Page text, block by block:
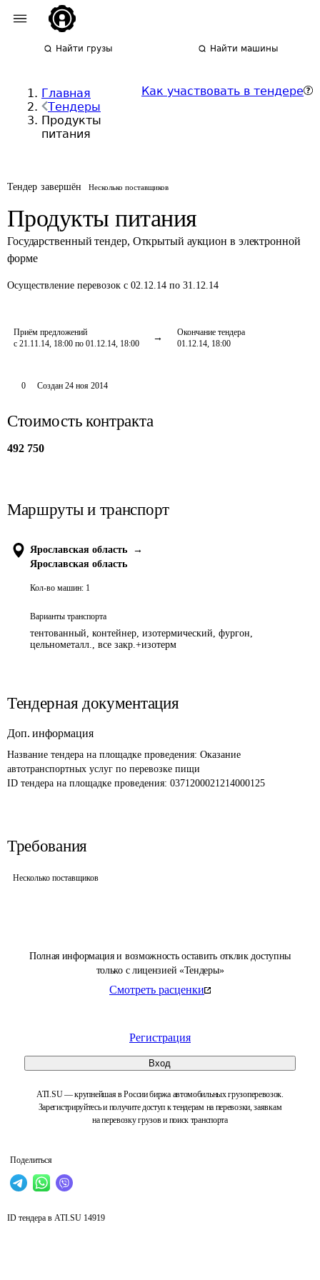
Найти грузы Найти машины
Главная
Тендеры
Продукты
питания
Как участвовать в тендере
Тендер завершён Несколько поставщиков
Продукты питания
Государственный тендер, Открытый аукцион в электронной
форме
Осуществление перевозок с 02.12.14 по 31.12.14
Приём предложений
с 21.11.14, 18:00 по 01.12.14, 18:00
Окончание тендера
01.12.14, 18:00
Полная информация и возможность оставить отклик доступны
только с лицензией «Тендеры»
Смотреть расценки
Регистрация
Вход
ATI.SU — крупнейшая в России биржа автомобильных грузоперевозок.
Зарегистрируйтесь и получите доступ к тендерам на перевозки, заявкам
на перевозку грузов и поиск транспорта
Поделиться
0 Создан 24 ноя 2014
Стоимость контракта
492 750
Маршруты и транспорт
Ярославская область
→
Ярославская область
Кол-во машин: 1
Варианты транспорта
тентованный, контейнер, изотермический, фургон,
цельнометалл., все закр.+изотерм
Тендерная документация
Доп. информация
Название тендера на площадке проведения: Оказание
автотранспортных услуг по перевозке пищи
ID тендера на площадке проведения: 0371200021214000125
Требования
Несколько поставщиков
ID тендера в ATI.SU 14919